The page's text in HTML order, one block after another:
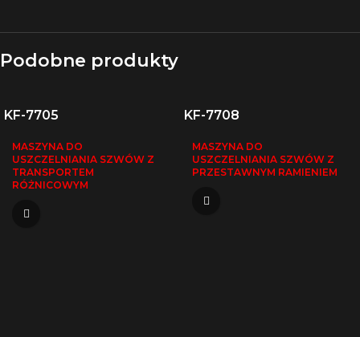
Podobne produkty
KF-7705
MASZYNA DO
USZCZELNIANIA SZWÓW Z
TRANSPORTEM
RÓŻNICOWYM
KF-7708
MASZYNA DO
USZCZELNIANIA SZWÓW Z
PRZESTAWNYM RAMIENIEM